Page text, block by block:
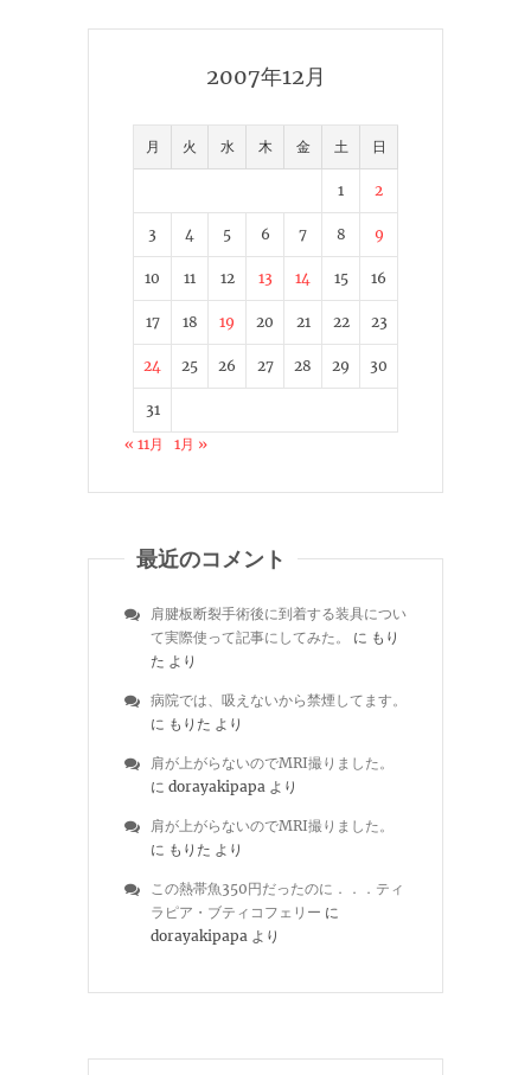
2007年12月
月 火 水 木 金 土 日
1 2
3 4 5 6 7 8 9
10 11 12 13 14 15 16
17 18 19 20 21 22 23
24 25 26 27 28 29 30
31
« 11月
1月 »
最近のコメント
肩腱板断裂手術後に到着する装具につい
て実際使って記事にしてみた。
に もり
た より
病院では、吸えないから禁煙してます。
に もりた より
肩が上がらないのでMRI撮りました。
に dorayakipapa より
肩が上がらないのでMRI撮りました。
に もりた より
この熱帯魚350円だったのに．．．ティ
ラピア・ブティコフェリー に
dorayakipapa より